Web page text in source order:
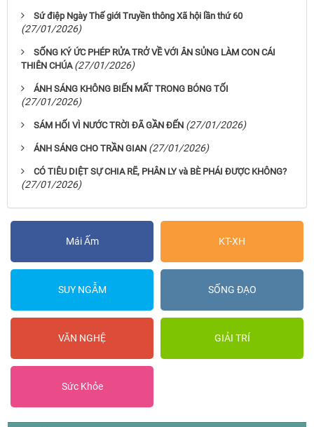
Sứ điệp Ngày Thế giới Truyền thông Xã hội lần thứ 60
(27/01/2026)
SỐNG KÝ ỨC PHÉP RỬA TRỞ VỀ VỚI ÂN SỦNG LÀM CON CÁI
THIÊN CHÚA (27/01/2026)
ÁNH SÁNG KHÔNG BIẾN MẤT TRONG BÓNG TỐI
(27/01/2026)
SÁM HỐI VÌ NƯỚC TRỜI ĐÃ GẦN ĐẾN (27/01/2026)
ÁNH SÁNG CHO TRẦN GIAN (27/01/2026)
CÓ TIÊU DIỆT SỰ CHIA RẼ, PHÂN LY và BÈ PHÁI ĐƯỢC KHÔNG?
(27/01/2026)
Mái Ấm KT-XH
SUY NGẪM SỐNG ĐẠO
VĂN NGHỆ GIẢI TRÍ
Sức Khỏe